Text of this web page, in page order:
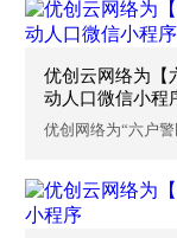
优创云网络为【
动人口微信小程
优创网络为“六户